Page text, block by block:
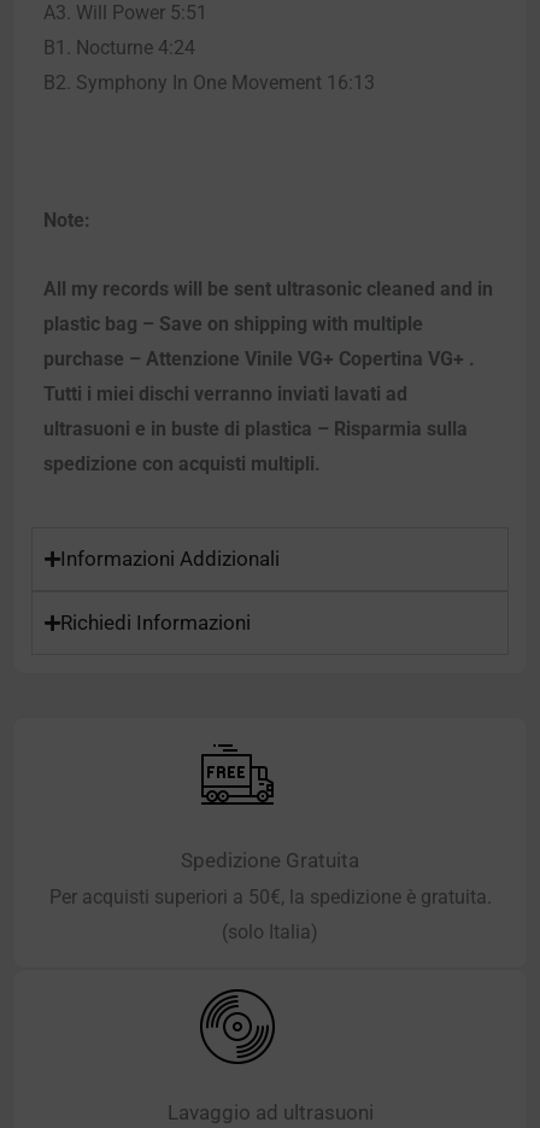
A3. Will Power 5:51
B1. Nocturne 4:24
B2. Symphony In One Movement 16:13
Note:
All my records will be sent ultrasonic cleaned and in
plastic bag – Save on shipping with multiple
purchase – Attenzione Vinile VG+ Copertina VG+ .
Tutti i miei dischi verranno inviati lavati ad
ultrasuoni e in buste di plastica – Risparmia sulla
spedizione con acquisti multipli.
Informazioni Addizionali
Richiedi Informazioni
Spedizione Gratuita
Per acquisti superiori a 50€, la spedizione è gratuita.
(solo Italia)
Lavaggio ad ultrasuoni